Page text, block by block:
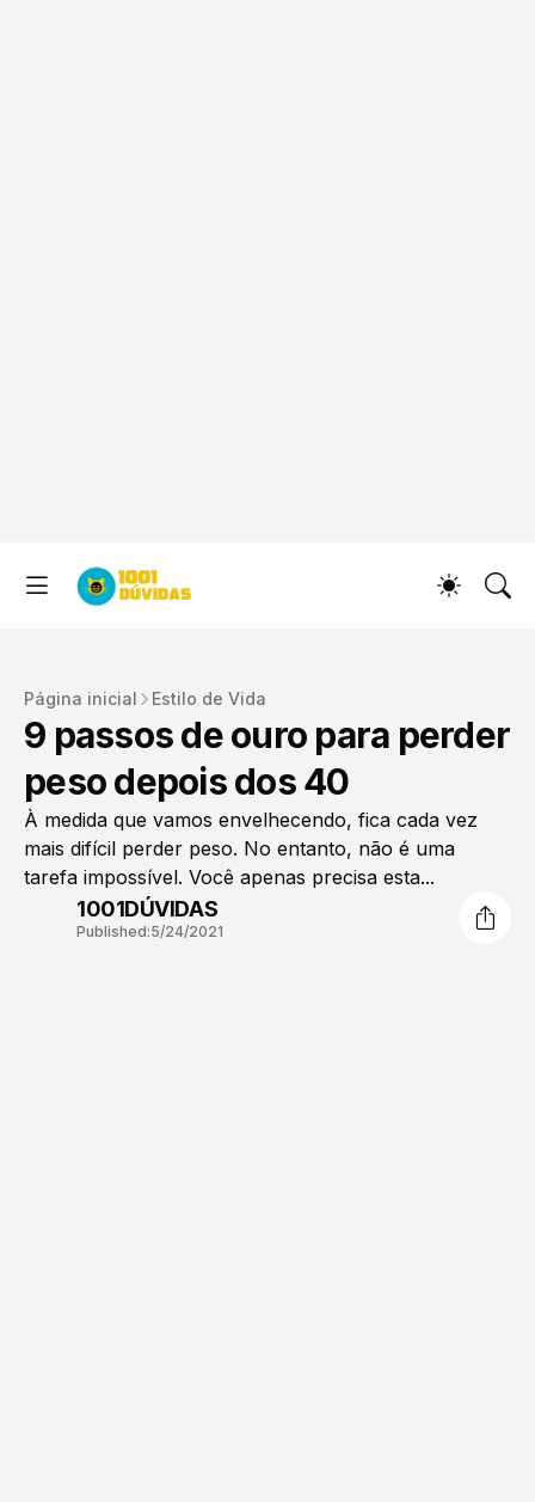
Página inicial Estilo de Vida
9 passos de ouro para perder
peso depois dos 40
À medida que vamos envelhecendo, fica cada vez
mais difícil perder peso. No entanto, não é uma
tarefa impossível. Você apenas precisa esta...
1001DÚVIDAS
Published:5/24/2021